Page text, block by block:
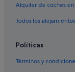
Alquiler de coches en
Todos los alojamientos
Políticas
Términos y